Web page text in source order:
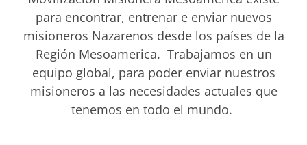
para encontrar, entrenar e enviar nuevos
misioneros Nazarenos desde los países de la
Región Mesoamerica. Trabajamos en un
equipo global, para poder enviar nuestros
misioneros a las necesidades actuales que
tenemos en todo el mundo.